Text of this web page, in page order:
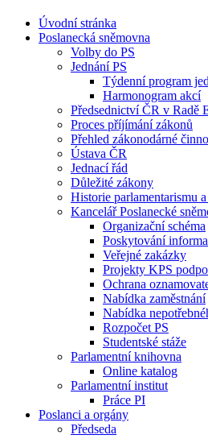
Úvodní stránka
Poslanecká sněmovna
Volby do PS
Jednání PS
Týdenní program
Harmonogram akcí
Předsednictví ČR v Radě
Proces příjímání zákonů
Přehled zákonodárné
Ústava ČR
Jednací řád
Důležité zákony
Historie parlamentarismu
Kancelář Poslanecké
Organizační schéma
Poskytování
Veřejné zakázky
Projekty KPS
Ochrana
Nabídka zaměstnání
Nabídka
Rozpočet PS
Studentské stáže
Parlamentní knihovna
Online katalog
Parlamentní institut
Práce PI
Poslanci a orgány
Předseda